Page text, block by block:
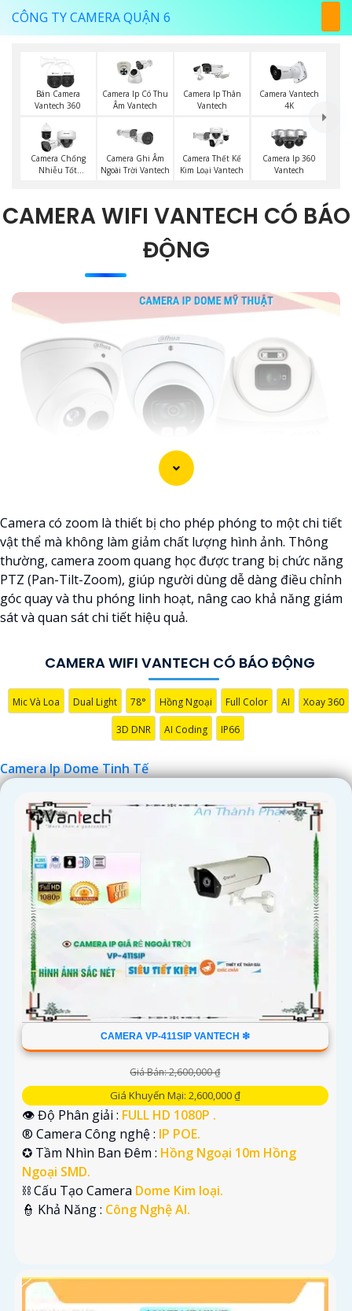
CÔNG TY CAMERA QUẬN 6
Bán Camera
Vantech 360
Camera Ip Có Thu
Âm Vantech
Camera Ip Thân
Vantech
Camera Vantech
4K
Camera Chống
Nhiễu Tốt
Camera Ghi Âm
Ngoài Trời Vantech
Camera Thết Kế
Kim Loại Vantech
Camera Ip 360
Vantech
CAMERA WIFI VANTECH CÓ BÁO
ĐỘNG
Camera có zoom là thiết bị cho phép phóng to một chi tiết
vật thể mà không làm giảm chất lượng hình ảnh. Thông
thường, camera zoom quang học được trang bị chức năng
PTZ (Pan-Tilt-Zoom), giúp người dùng dễ dàng điều chỉnh
góc quay và thu phóng linh hoạt, nâng cao khả năng giám
sát và quan sát chi tiết hiệu quả.
CAMERA WIFI VANTECH CÓ BÁO ĐỘNG
Mic Và Loa Dual Light 78° Hồng Ngoại Full Color AI Xoay 360
3D DNR AI Coding IP66
Camera Ip Dome Tinh Tế
CAMERA VP-411SIP VANTECH ❇
Giá Bán: 2,600,000 ₫
Giá Khuyến Mại: 2,600,000 ₫
👁 Độ Phân giải : FULL HD 1080P .
®️ Camera Công nghệ : IP POE.
✪ Tầm Nhìn Ban Đêm : Hồng Ngoại 10m Hồng
Ngoại SMD.
⛓ Cấu Tạo Camera Dome Kim loại.
️👮 Khả Năng : Công Nghệ AI.